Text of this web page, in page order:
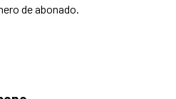
de abonado.